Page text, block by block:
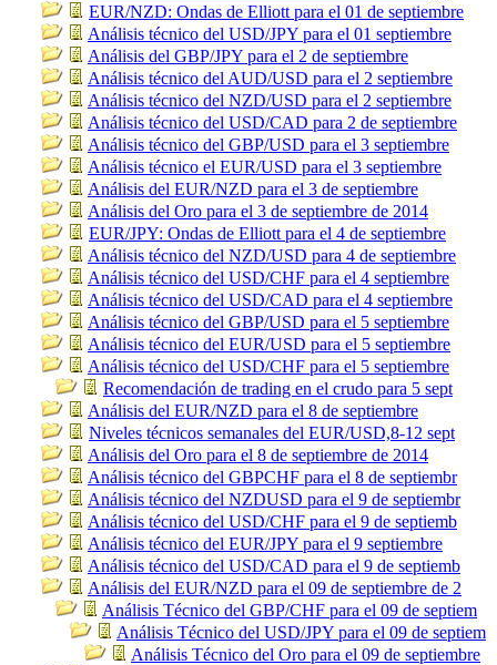
EUR/NZD: Ondas de Elliott para el 01 de septiembre
Análisis técnico del USD/JPY para el 01 septiembre
Análisis del GBP/JPY para el 2 de septiembre
Análisis técnico del AUD/USD para el 2 septiembre
Análisis técnico del NZD/USD para el 2 septiembre
Análisis técnico del USD/CAD para 2 de septiembre
Análisis técnico del GBP/USD para el 3 septiembre
Análisis técnico el EUR/USD para el 3 septiembre
Análisis del EUR/NZD para el 3 de septiembre
Análisis del Oro para el 3 de septiembre de 2014
EUR/JPY: Ondas de Elliott para el 4 de septiembre
Análisis técnico del NZD/USD para 4 de septiembre
Análisis técnico del USD/CHF para el 4 septiembre
Análisis técnico del USD/CAD para el 4 septiembre
Análisis técnico del GBP/USD para el 5 septiembre
Análisis técnico del EUR/USD para el 5 septiembre
Análisis técnico del USD/CHF para el 5 septiembre
Recomendación de trading en el crudo para 5 sept
Análisis del EUR/NZD para el 8 de septiembre
Niveles técnicos semanales del EUR/USD,8-12 sept
Análisis del Oro para el 8 de septiembre de 2014
Análisis técnico del GBPCHF para el 8 de septiembr
Análisis técnico del NZDUSD para el 9 de septiembr
Análisis técnico del USD/CHF para el 9 de septiemb
Análisis técnico del EUR/JPY para el 9 septiembre
Análisis técnico del USD/CAD para el 9 de septiemb
Análisis del EUR/NZD para el 09 de septiembre de 2
Análisis Técnico del GBP/CHF para el 09 de septiem
Análisis Técnico del USD/JPY para el 09 de septiem
Análisis Técnico del Oro para el 09 de septiembre